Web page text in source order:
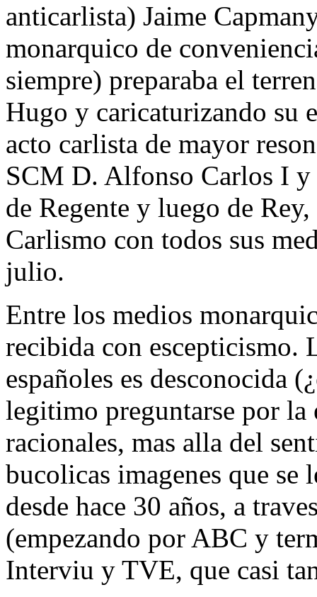
anticarlista) Jaime
monarquico de
siempre) preparaba el
Hugo y caricaturizando su
acto carlista de mayor
SCM D. Alfonso Carlos I y
de Regente y luego de
Carlismo con todos sus
julio.
Entre los medios
recibida con escepticismo.
españoles es desconocida
legitimo preguntarse por la
racionales, mas alla del
bucolicas imagenes que
desde hace 30 años, a
(empezando por ABC y
Interviu y TVE, que casi